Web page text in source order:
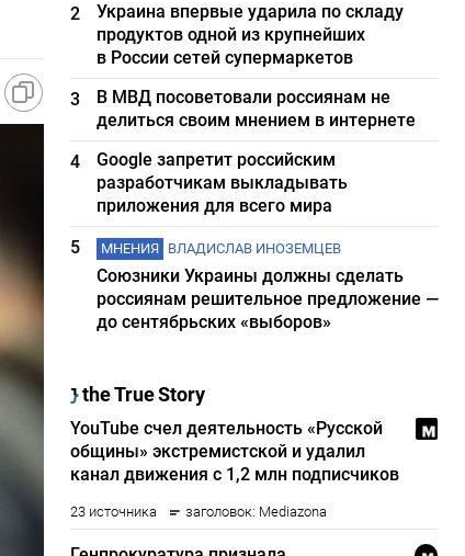
2
Украина впервые ударила по складу
продуктов одной из крупнейших
в России сетей супермаркетов
3
В МВД посоветовали россиянам не
делиться своим мнением в интернете
4
Google запретит российским
разработчикам выкладывать
приложения для всего мира
5
МНЕНИЯ ВЛАДИСЛАВ ИНОЗЕМЦЕВ
Союзники Украины должны сделать
россиянам решительное предложение —
до сентябрьских «выборов»